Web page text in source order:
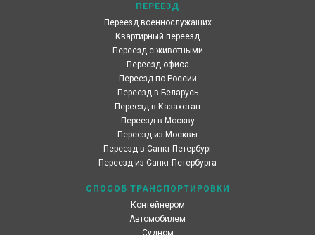
ПЕРЕЕЗД
СПОСОБ ТРАНСПОРТИРОВКИ
Контейнером
Автомобилем
Судном
Переезд военнослужащих
Квартирный переезд
Переезд с животными
Переезд офиса
Переезд по России
Переезд в Беларусь
Переезд в Казахстан
Переезд в Москву
Переезд из Москвы
Переезд в Санкт-Петербург
Переезд из Санкт-Петербурга